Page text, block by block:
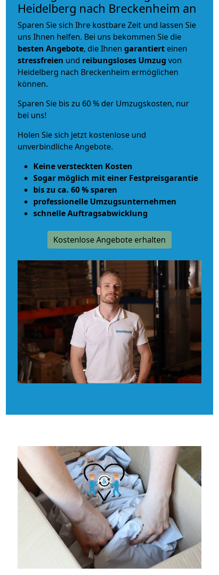
Heidelberg nach Breckenheim an
Sparen Sie sich Ihre kostbare Zeit und lassen Sie
uns Ihnen helfen. Bei uns bekommen Sie die
besten Angebote, die Ihnen garantiert einen
stressfreien und reibungsloses Umzug von
Heidelberg nach Breckenheim ermöglichen
können.
Sparen Sie bis zu 60 % der Umzugskosten, nur
bei uns!
Holen Sie sich jetzt kostenlose und
unverbindliche Angebote.
Keine versteckten Kosten
Sogar möglich mit einer Festpreisgarantie
bis zu ca. 60 % sparen
professionelle Umzugsunternehmen
schnelle Auftragsabwicklung
Kostenlose Angebote erhalten